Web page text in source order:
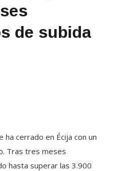
de subida
cerrado en Écija con un
Tras tres meses
hasta superar las 3.900